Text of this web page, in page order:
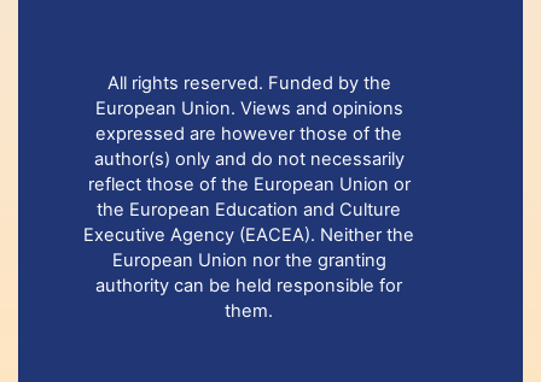
All rights reserved. Funded by the
European Union. Views and opinions
expressed are however those of the
author(s) only and do not necessarily
reflect those of the European Union or
the European Education and Culture
Executive Agency (EACEA). Neither the
European Union nor the granting
authority can be held responsible for
them.